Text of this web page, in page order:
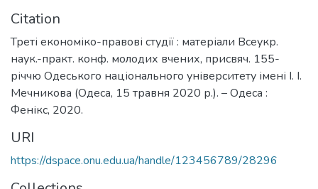
Citation
Треті економіко-правові студії : матеріали Всеукр.
наук.-практ. конф. молодих вчених, присвяч. 155-
річчю Одеського національного університету імені І. І.
Мечникова (Одеса, 15 травня 2020 р.). – Одеса :
Фенікс, 2020.
URI
https://dspace.onu.edu.ua/handle/123456789/28296